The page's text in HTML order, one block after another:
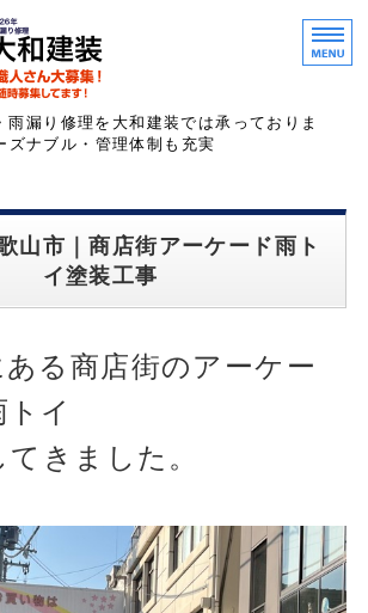
和歌山・大阪の外壁塗装
雨漏り修理を大和建装では承っておりま
ズナブル・管理体制も充実
山市｜商店街アーケード雨ト
イ塗装工事
る商店街のアーケー
トイ
きました。